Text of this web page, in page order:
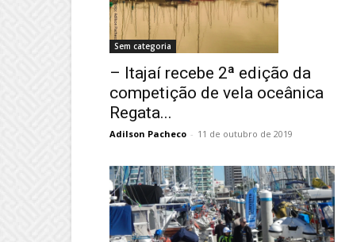
Sem categoria
– Itajaí recebe 2ª edição da
competição de vela oceânica
Regata...
Adilson Pacheco - 11 de outubro de 2019